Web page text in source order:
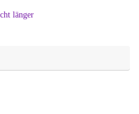
länger